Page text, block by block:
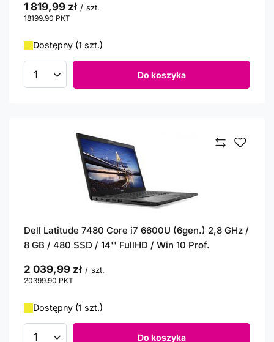
1 819,99 zł / szt.
18199.90 PKT
Dostępny (1 szt.)
Ilość produktów Do koszyka
Dell Latitude 7480 Core i7 6600U (6gen.) 2,8 GHz /
8 GB / 480 SSD / 14'' FullHD / Win 10 Prof.
2 039,99 zł / szt.
20399.90 PKT
Dostępny (1 szt.)
Do koszyka